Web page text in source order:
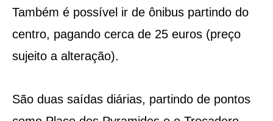
Também é possível ir de ônibus partindo do
centro, pagando cerca de 25 euros (preço
sujeito a alteração).
São duas saídas diárias, partindo de pontos